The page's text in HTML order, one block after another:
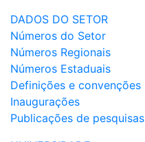
DADOS DO SETOR
Números do Setor
Números Regionais
Números Estaduais
Definições e convenções
Inaugurações
Publicações de pesquisas